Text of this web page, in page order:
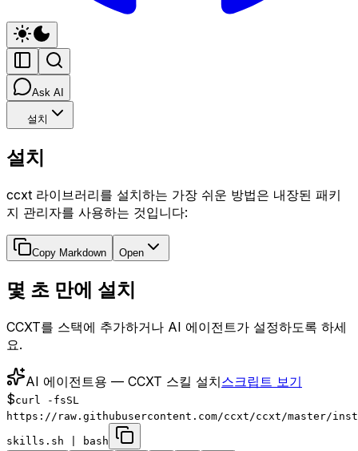
Ask AI
설치
설치
ccxt 라이브러리를 설치하는 가장 쉬운 방법은 내장된 패키
지 관리자를 사용하는 것입니다:
Copy Markdown Open
몇 초 만에 설치
CCXT를 스택에 추가하거나 AI 에이전트가 설정하도록 하세
요.
AI 에이전트용 — CCXT 스킬 설치스크립트 보기
$curl -fsSL
https://raw.githubusercontent.com/ccxt/ccxt/master/
skills.sh | bash